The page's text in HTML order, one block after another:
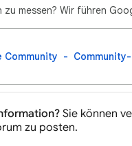
messen? Wir führen
Community
Sie können
zu posten.